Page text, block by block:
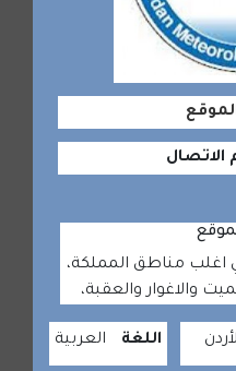
الموقع
اغلب مناطق المملكة،
والاغوار والعقبة،
اللغة العربية